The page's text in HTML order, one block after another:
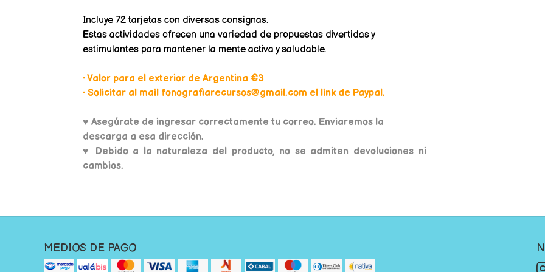
Incluye 72 tarjetas con diversas consignas.
Estas actividades ofrecen una variedad de propuestas divertidas y
estimulantes para mantener la mente activa y saludable.
• Valor para el exterior de Argentina €3
• Solicitar al mail fonografiarecursos@gmail.com el link de Paypal.
♥ Asegúrate de ingresar correctamente tu correo. Enviaremos la
descarga a esa dirección.
♥ Debido a la naturaleza del producto, no se admiten devoluciones ni
cambios.
MEDIOS DE PAGO